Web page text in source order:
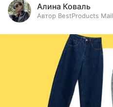
Алина Коваль
Автор BestProducts Mail